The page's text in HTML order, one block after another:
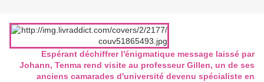
Espérant déchiffrer l'énigmatique message laissé par
Johann, Tenma rend visite au professeur Gillen, un de ses
anciens camarades d'université devenu spécialiste en